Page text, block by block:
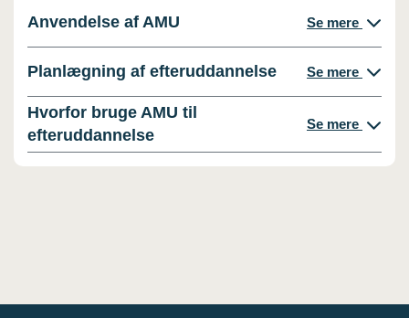
Anvendelse af AMU Se mere
Planlægning af efteruddannelse Se mere
Hvorfor bruge AMU til
efteruddannelse
Se mere